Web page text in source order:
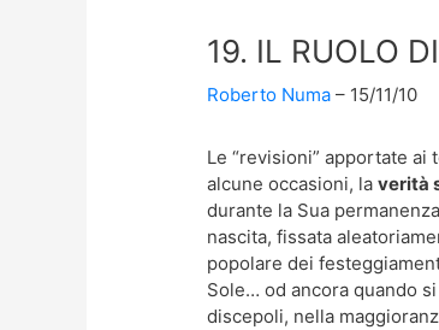
19. IL RUOLO
Roberto Numa 15/11/10
Le “revisioni” apportate
alcune occasioni, laverità
durante la Sua
nascita, fissata
popolare dei
Sole… od ancora quando
discepoli, nella